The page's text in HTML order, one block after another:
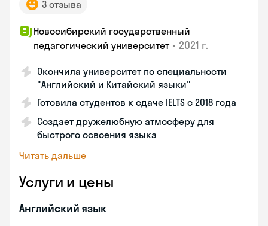
3 отзыва
Новосибирский государственный
педагогический университет • 2021 г.
Окончила университет по специальности
"Английский и Китайский языки"
Готовила студентов к сдаче IELTS с 2018 года
Создает дружелюбную атмосферу для
быстрого освоения языка
Читать дальше
Услуги и цены
Английский язык